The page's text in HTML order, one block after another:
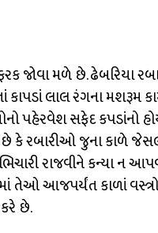
જોવા મળે છે. ઢેબરિયા
કાપડાં લાલ રંગના
પહેરવેશ સફેદ કપડાંનો
રબારીઓ જુના કાળે
રાજવીને કન્યા ન
તેઓ આજપર્યંત કાળાં
છે.